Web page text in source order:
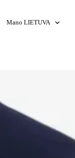
Mano LIETUVA